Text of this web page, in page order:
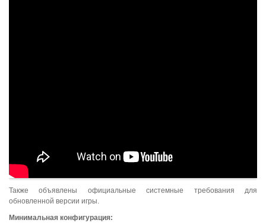
Также объявлены официальные системные требования для
обновленной версии игры.
Минимальная конфигурация: